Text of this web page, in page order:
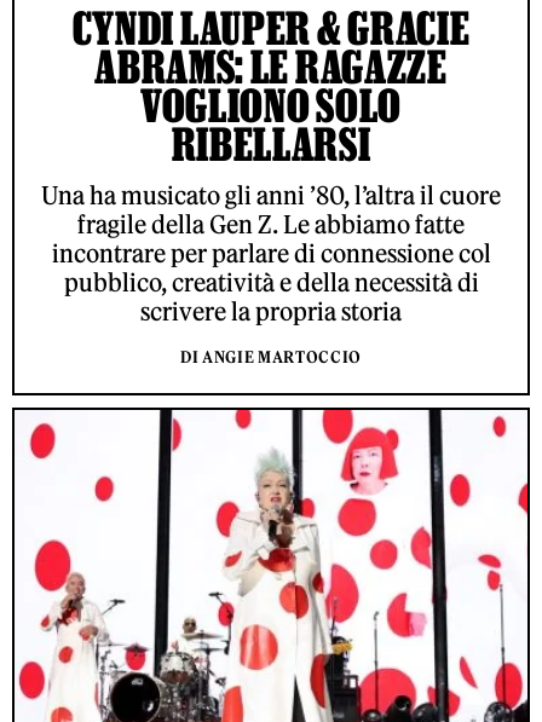
CYNDI LAUPER & GRACIE
ABRAMS: LE RAGAZZE
VOGLIONO SOLO
RIBELLARSI
Una ha musicato gli anni ’80, l’altra il cuore
fragile della Gen Z. Le abbiamo fatte
incontrare per parlare di connessione col
pubblico, creatività e della necessità di
scrivere la propria storia
DI ANGIE MARTOCCIO